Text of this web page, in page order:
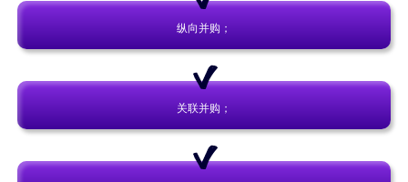
纵向并购；
关联并购；